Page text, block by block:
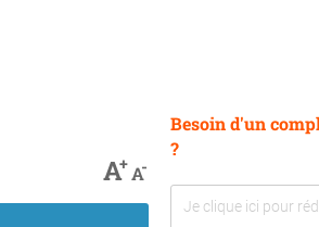
A+A-
Besoin d'un
?